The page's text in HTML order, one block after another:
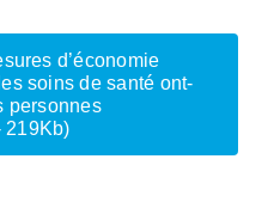
d’économie
soins de santé ont-
personnes
219Kb)